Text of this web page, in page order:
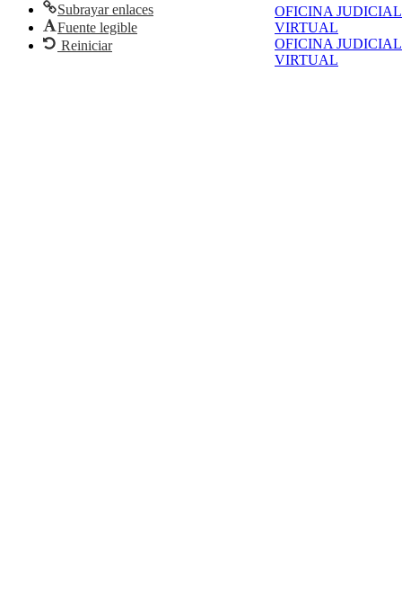
OFICINA JUDICIAL
VIRTUAL
OFICINA JUDICIAL
VIRTUAL
Subrayar enlaces
Fuente legible
Reiniciar